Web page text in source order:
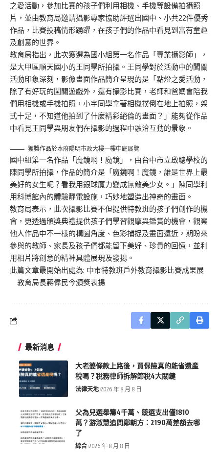
之愛活動，參加比賽的孩子們利用相機、手機等設備拍攝照
片，並由教育局邀請攝影專家協助評選出國中、小共22件優秀
作品，比賽投稿情形踴躍，在孩子們的作品中看見到富有童趣
及創意的世界。
教育局指出，此次獲選為國小組第一名作品「專業攝影師」，
是大甲區順天國小的王同學所拍攝。王同學對於活動中的闖關
活動印象深刻，影像畫面作品簡介呈現的是「點燈之愛活動，
除了有好玩的闖關遊戲外，還有攝影比賽，老師和爸媽會陪我
們用相機或手機拍照，小宇同學拿著相機撲倒在地上拍照，架
式十足，不知道他拍到了什麼精彩絕倫的畫面？」能夠從作品
中看見王同學與朋友們在攝影的過程中融洽互動的景象。
獲獎作品於本府陽明市政大樓一樓中庭展覽
國中組第一名作品「魔鏡啊！魔鏡」，由台中市立啟聰學校的
陳同學所拍攝，作品的簡介是「魔鏡啊！魔鏡，誰是世界上最
美好的女生呢？看我用銀球魔力變成無敵美少女。」陳同學利
用科博館內的體驗靜電設施，巧妙地塑造出神奇的畫面。
教育局表示，此次攝影比賽不但提供特教班的孩子們創作的機
會，更透過頒獎典禮提供孩子們學習觀摩與鑑賞的機會，觀察
他人作品中不一樣的構圖角度、色彩捕捉及畫面遠近，期盼來
參與的教師、家長及孩子們都能留下美好、珍貴的回憶，並利
用相片將創意的精神具體展現及發揚。
此篇文章最開始出處為: 中市特教班戶外教育攝影比賽成果展
教育局長蔣偉民今頒獎表揚
最新消息
大老婆條款上路後，買保險真的能省遺產
稅嗎？稅務律師拆解節稅4大關鍵
法律天地 2026 年 8 月 8 日
父為兒選舉籌4千萬、競選支出僅1810
萬？游淑慧追問鄭朝方：2190萬差額去哪
了
綜合 2026 年 8 月 8 日